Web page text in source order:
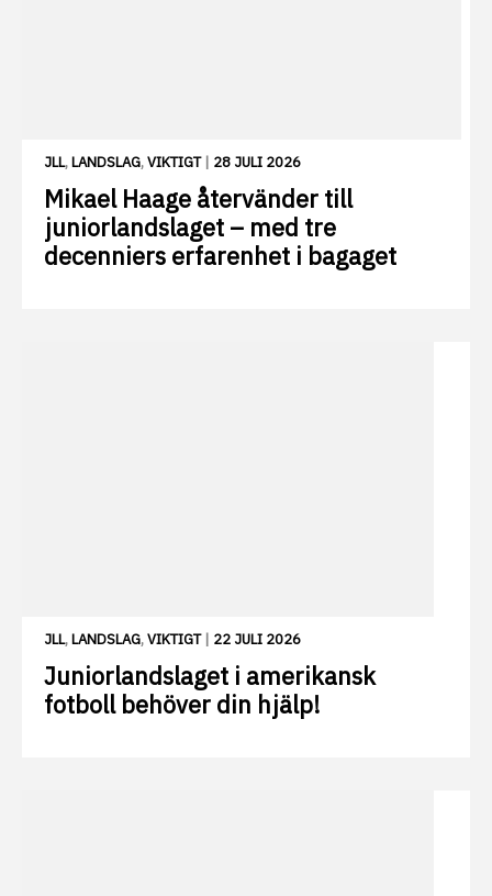
JLL,LANDSLAG,VIKTIGT| 28 JULI 2026
Mikael Haage återvänder till
juniorlandslaget – med tre
decenniers erfarenhet i bagaget
JLL,LANDSLAG,VIKTIGT| 22 JULI 2026
Juniorlandslaget i amerikansk
fotboll behöver din hjälp!